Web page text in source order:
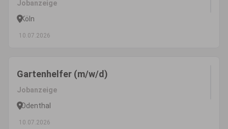
Jobanzeige
Köln
10.07.2026
Gartenhelfer (m/w/d)
Jobanzeige
Odenthal
10.07.2026